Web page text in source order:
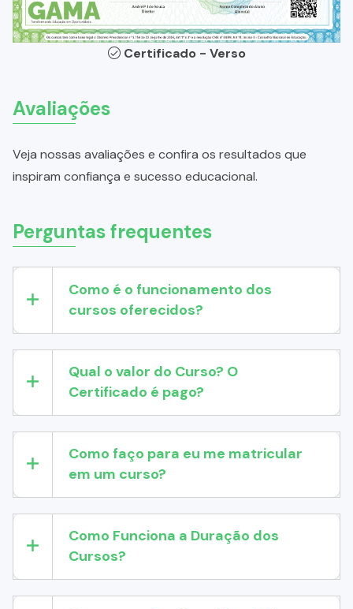
Certificado - Verso
Avaliações
Veja nossas avaliações e confira os resultados que
inspiram confiança e sucesso educacional.
Perguntas frequentes
Como é o funcionamento dos
cursos oferecidos?
Qual o valor do Curso? O
Certificado é pago?
Como faço para eu me matricular
em um curso?
Como Funciona a Duração dos
Cursos?